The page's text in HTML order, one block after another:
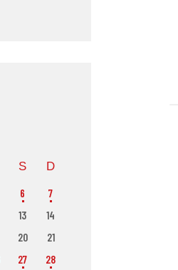
S D
6
7
13
14
20
21
27 28